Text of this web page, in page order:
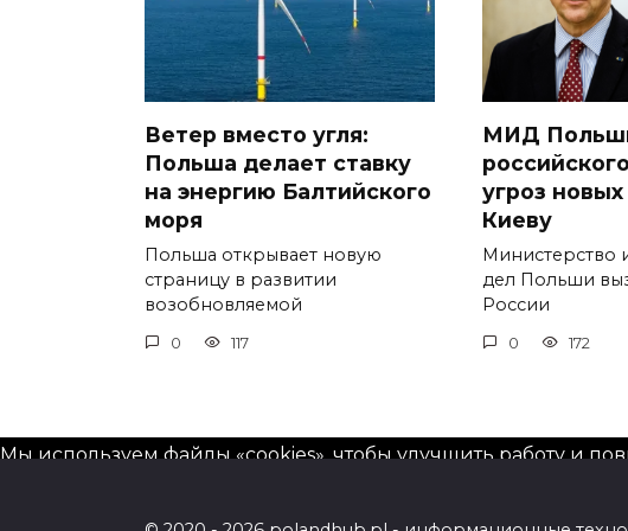
Ветер вместо угля:
Польша делает ставку
на энергию Балтийского
моря
Польша открывает новую
страницу в развитии
возобновляемой
0 117
МИД
угроз
Киеву
Министерство
дел Польши
России
0 172
Мы используем файлы «cookies», чтобы улучшить работу и